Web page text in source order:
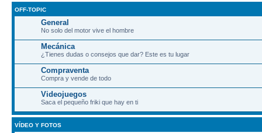
OFF-TOPIC
General
No solo del motor vive el hombre
Mecánica
¿Tienes dudas o consejos que dar? Este es tu lugar
Compraventa
Compra y vende de todo
Videojuegos
Saca el pequeño friki que hay en ti
VÍDEO Y FOTOS